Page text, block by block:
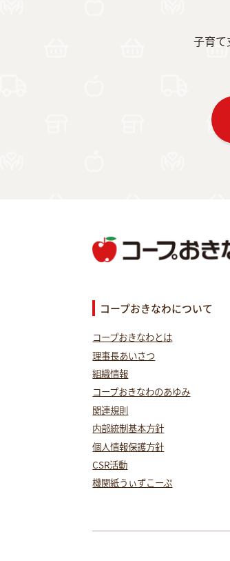
子育て
コープおきなわについて
コープおきなわとは
理事長あいさつ
組織情報
コープおきなわのあゆみ
関連規則
内部統制基本方針
個人情報保護方針
CSR活動
機関紙うぃずこーぷ